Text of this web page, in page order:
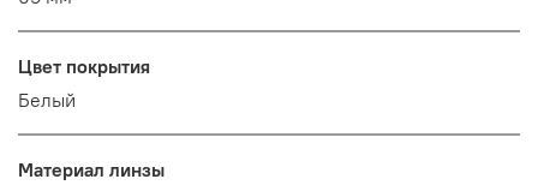
Цвет покрытия
Белый
Материал линзы